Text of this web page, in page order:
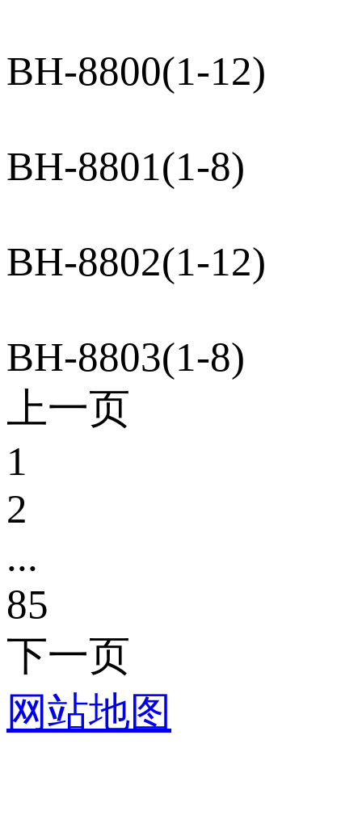
BH-8800(1-12)
BH-8801(1-8)
BH-8802(1-12)
BH-8803(1-8)
上一页
1
2
...
85
下一页
网站地图